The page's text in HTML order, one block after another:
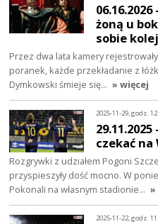
żoną u
sobie
Przez dwa lata kamery
poranek, każde przekładanie z
Dymkowski śmieje się… » więcej
2025-11-29, godz.
czekać na
Rozgrywki z udziałem Pogoni
przyspieszyły dość mocno. W
Pokonali na własnym stadionie… »
2025-11-22, godz.